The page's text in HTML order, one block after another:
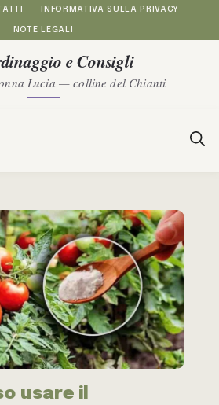
INFORMATIVA SULLA PRIVACY
NOTE LEGALI
e Consigli
Lucia — colline del Chianti
usare il